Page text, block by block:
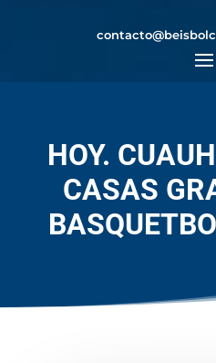
HOY.
CASAS